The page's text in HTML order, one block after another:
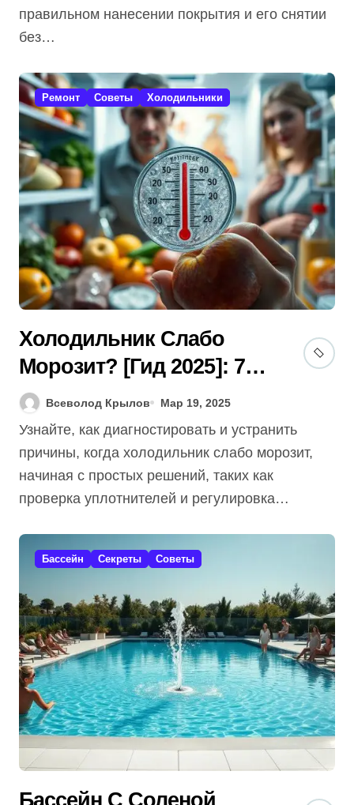
правильном нанесении покрытия и его снятии
без…
Ремонт Советы Холодильники
Холодильник Слабо
Морозит? [Гид 2025]: 7
Секретов Реанимации
Продуктов!
Всеволод Крылов Мар 19, 2025
Узнайте, как диагностировать и устранить
причины, когда холодильник слабо морозит,
начиная с простых решений, таких как
проверка уплотнителей и регулировка…
Бассейн Секреты Советы
Бассейн С Соленой